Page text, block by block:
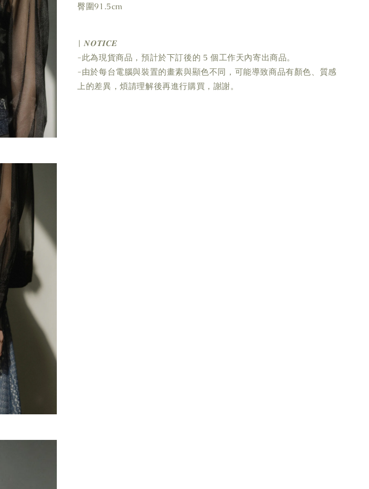
臀圍91.5cm
| 𝑵𝑶𝑻𝑰𝑪𝑬
-此為現貨商品，預計於下訂後的 5 個工作天內寄出商品。
-由於每台電腦與裝置的畫素與顯色不同，可能導致商品有顏色、質感
上的差異，煩請理解後再進行購買，謝謝。